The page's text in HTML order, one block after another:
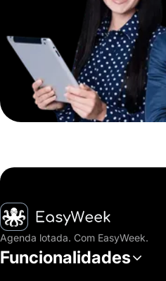
Página inicial
Agenda lotada. Com EasyWeek.
Funcionalidades